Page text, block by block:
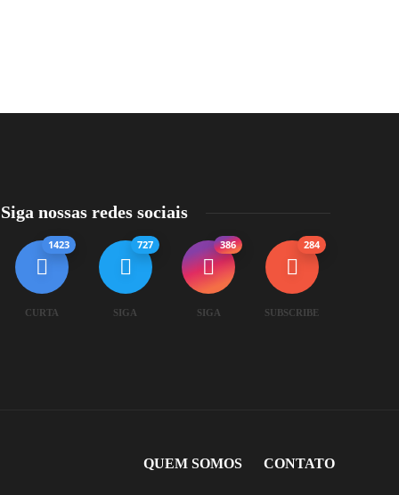
Siga nossas redes sociais
1423
CURTA
727
SIGA
386
SIGA
284
SUBSCRIBE
QUEM SOMOS CONTATO